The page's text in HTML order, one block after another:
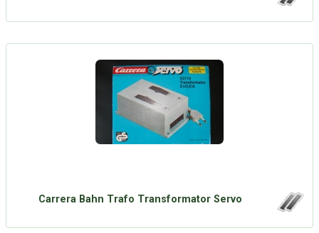
Carrera Bahn Trafo Transformator Servo